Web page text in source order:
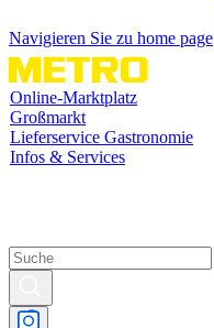
Navigieren Sie zu home page
Online-Marktplatz
Großmarkt
Lieferservice Gastronomie
Infos & Services